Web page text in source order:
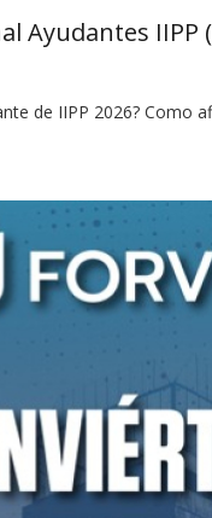
Ayudantes IIPP
de IIPP 2026? Como